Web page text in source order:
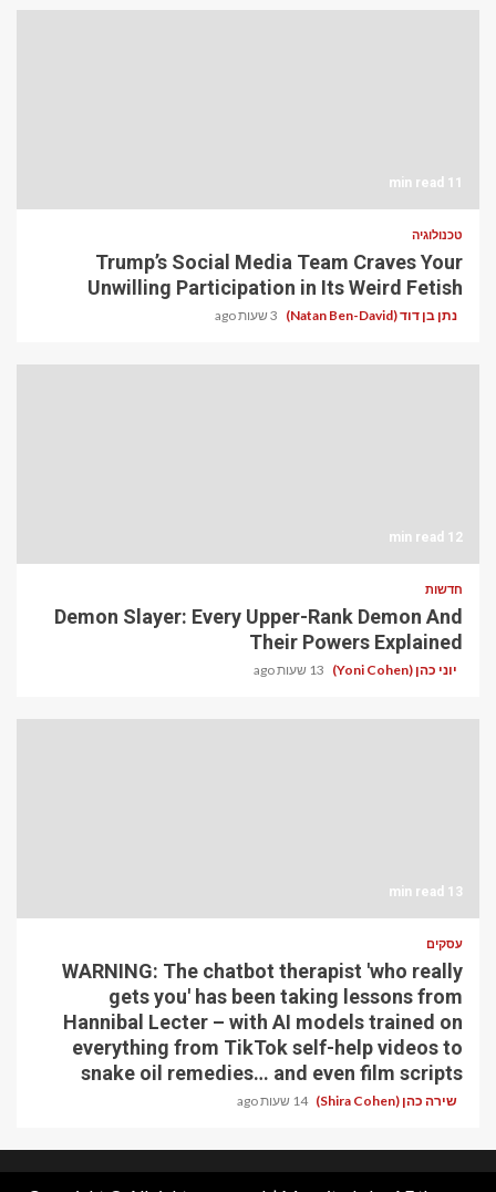
11 min read
טכנולוגיה
Trump’s Social Media Team Craves Your
Unwilling Participation in Its Weird Fetish
נתן בן דוד (Natan Ben-David) 3 שעות ago
12 min read
חדשות
Demon Slayer: Every Upper-Rank Demon And
Their Powers Explained
יוני כהן (Yoni Cohen) 13 שעות ago
13 min read
עסקים
WARNING: The chatbot therapist 'who really
gets you' has been taking lessons from
Hannibal Lecter – with AI models trained on
everything from TikTok self-help videos to
snake oil remedies… and even film scripts
שירה כהן (Shira Cohen) 14 שעות ago